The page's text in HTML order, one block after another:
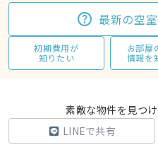
最新の空
初期費用が
知りたい
お部屋
情報を
素敵な物件を見つ
LINEで共有